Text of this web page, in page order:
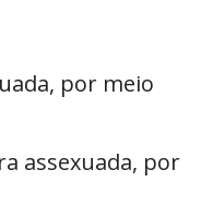
por meio
assexuada, por